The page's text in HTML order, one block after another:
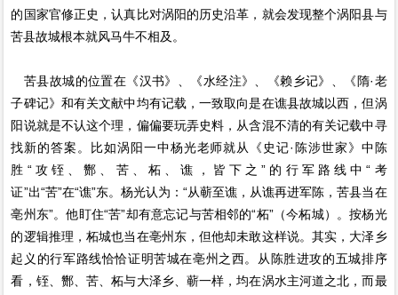
的国家官修正史，认真比对涡阳的历史沿革，就会发现整个涡阳县与
苦县故城根本就风马牛不相及。
苦县故城的位置在《汉书》、《水经注》、《赖乡记》、《隋·老
子碑记》和有关文献中均有记载，一致取向是在谯县故城以西，但涡
阳说就是不认这个理，偏偏要玩弄史料，从含混不清的有关记载中寻
找新的答案。比如涡阳一中杨光老师就从《史记·陈涉世家》中陈
胜“攻铚、酂、苦、柘、谯，皆下之”的行军路线中“考
证”出“苦”在“谯”东。杨光认为：“从蕲至谯，从谯再进军陈，苦县当在
亳州东”。他盯住“苦”却有意忘记与苦相邻的“柘”（今柘城）。按杨光
的逻辑推理，柘城也当在亳州东，但他却未敢这样说。其实，大泽乡
起义的行军路线恰恰证明苦城在亳州之西。从陈胜进攻的五城排序
看，铚、酂、苦、柘与大泽乡、蕲一样，均在涡水主河道之北，而最